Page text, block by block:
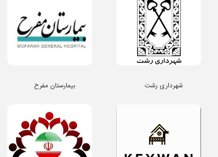
بیمارستان مفرح شهرداری رشت